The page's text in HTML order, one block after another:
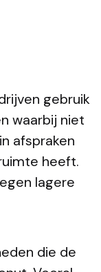
gebruik
waarbij niet
afspraken
heeft.
lagere
die de